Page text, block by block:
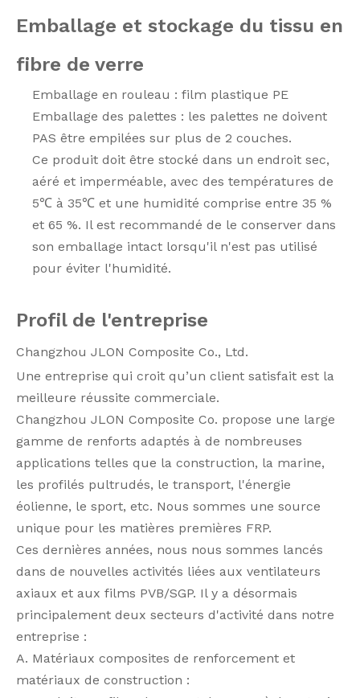
Emballage et stockage du tissu en
fibre de verre
Emballage en rouleau : film plastique PE
Emballage des palettes : les palettes ne doivent
PAS être empilées sur plus de 2 couches.
Ce produit doit être stocké dans un endroit sec,
aéré et imperméable, avec des températures de
5℃ à 35℃ et une humidité comprise entre 35 %
et 65 %. Il est recommandé de le conserver dans
son emballage intact lorsqu'il n'est pas utilisé
pour éviter l'humidité.
Profil de l'entreprise
Changzhou JLON Composite Co., Ltd.
Une entreprise qui croit qu’un client satisfait est la
meilleure réussite commerciale.
Changzhou JLON Composite Co. propose une large
gamme de renforts adaptés à de nombreuses
applications telles que la construction, la marine,
les profilés pultrudés, le transport, l'énergie
éolienne, le sport, etc. Nous sommes une source
unique pour les matières premières FRP.
Ces dernières années, nous nous sommes lancés
dans de nouvelles activités liées aux ventilateurs
axiaux et aux films PVB/SGP. Il y a désormais
principalement deux secteurs d'activité dans notre
entreprise :
A. Matériaux composites de renforcement et
matériaux de construction :